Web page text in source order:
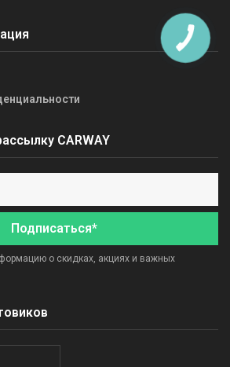
CARWAY
Подписаться*
о скидках, акциях и важных